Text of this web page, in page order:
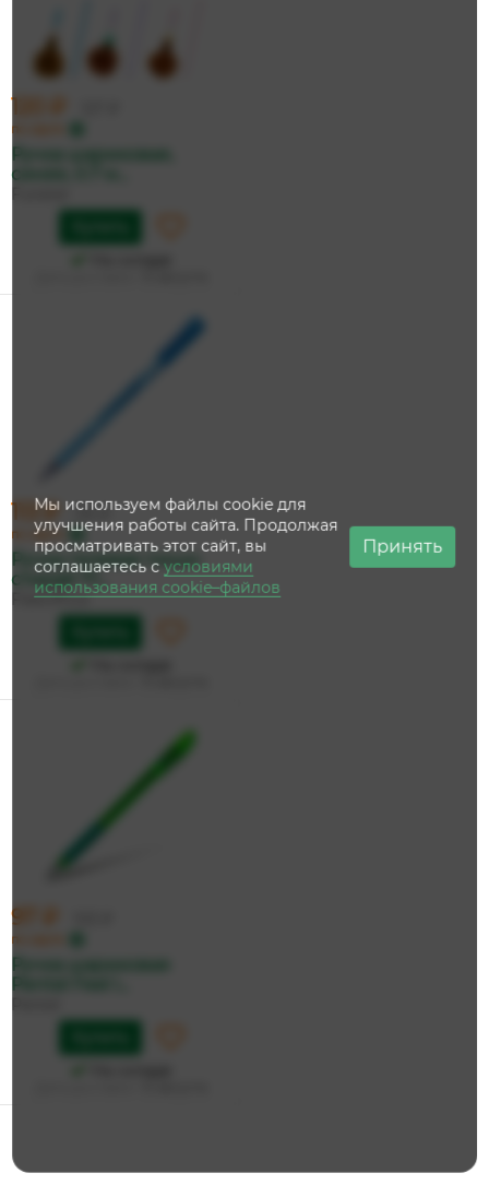
120 ₽
по карте
Ручка шариковая,
синяя, 0.7 м...
113 ₽ 119 ₽
по карте
Ручка гелевая пиши-
стирай 'Fl...
FlexOffice
97 ₽
по карте
Pentel Feel i...
Мы используем файлы cookie для
улучшения работы сайта. Продолжая
просматривать этот сайт, вы
соглашаетесь сусловиями
использования cookie–файлов
Принять